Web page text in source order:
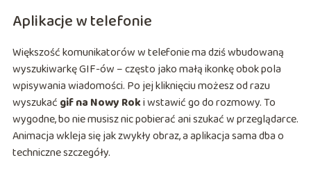
Aplikacje w telefonie
Większość komunikatorów w telefonie ma dziś wbudowaną
wyszukiwarkę GIF-ów – często jako małą ikonkę obok pola
wpisywania wiadomości. Po jej kliknięciu możesz od razu
wyszukać gif na Nowy Roki wstawić go do rozmowy. To
wygodne, bo nie musisz nic pobierać ani szukać w przeglądarce.
Animacja wkleja się jak zwykły obraz, a aplikacja sama dba o
techniczne szczegóły.